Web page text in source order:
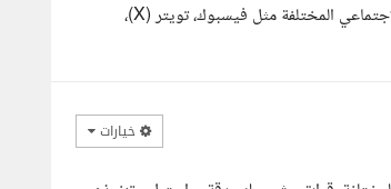
مرحبا، أنا إيمان، أتشرف بتقديم عرضي لتنفيذ مهمة جمع وتحليل البيانات من منصات التواصل الاجتماعي المختلفة مثل فيسبوك، تويتر (X)،
خيارات